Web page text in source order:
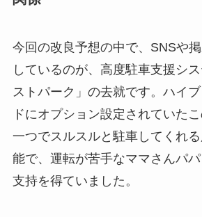
今回の改良予想の中で、SNSや
しているのが、高度駐車支援シ
ストパーク」の去就です。ハイ
ドにオプション設定されていた
一つでスルスルと駐車してくれ
能で、運転が苦手なママさんパ
支持を得ていました。